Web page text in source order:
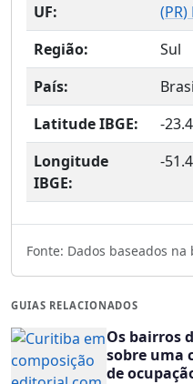
UF: (PR)
Região:
Sul
País:
Latitude IBGE:
-
Longitude
IBGE:
-
Fonte: Dados baseados na
GUIAS RELACIONADOS
Os bairros
sobre uma
de